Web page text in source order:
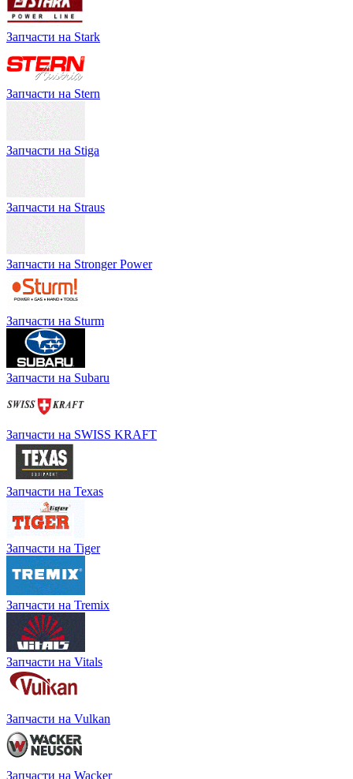
Запчасти на Stark
Запчасти на Stern
Запчасти на Stiga
Запчасти на Straus
Запчасти на Stronger Power
Запчасти на Sturm
Запчасти на Subaru
Запчасти на SWISS KRAFT
Запчасти на Texas
Запчасти на Tiger
Запчасти на Tremix
Запчасти на Vitals
Запчасти на Vulkan
Запчасти на Wacker